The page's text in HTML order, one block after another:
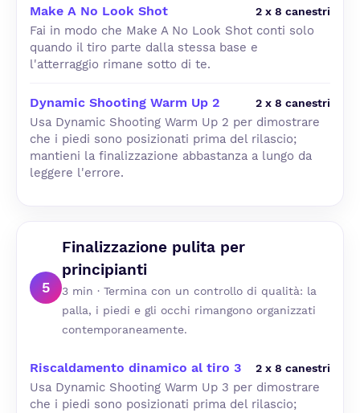
Make A No Look Shot 2 x 8 canestri
Fai in modo che Make A No Look Shot conti solo
quando il tiro parte dalla stessa base e
l'atterraggio rimane sotto di te.
Dynamic Shooting Warm Up 2 2 x 8 canestri
Usa Dynamic Shooting Warm Up 2 per dimostrare
che i piedi sono posizionati prima del rilascio;
mantieni la finalizzazione abbastanza a lungo da
leggere l'errore.
5
Finalizzazione pulita per
principianti
3 min · Termina con un controllo di qualità: la
palla, i piedi e gli occhi rimangono organizzati
contemporaneamente.
Riscaldamento dinamico al tiro 3 2 x 8 canestri
Usa Dynamic Shooting Warm Up 3 per dimostrare
che i piedi sono posizionati prima del rilascio;